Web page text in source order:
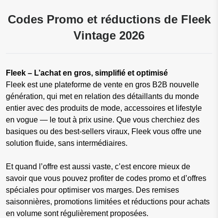
Codes Promo et réductions de Fleek
Vintage 2026
Fleek – L’achat en gros, simplifié et optimisé
Fleek est une plateforme de vente en gros B2B nouvelle
génération, qui met en relation des détaillants du monde
entier avec des produits de mode, accessoires et lifestyle
en vogue — le tout à prix usine. Que vous cherchiez des
basiques ou des best-sellers viraux, Fleek vous offre une
solution fluide, sans intermédiaires.
Et quand l’offre est aussi vaste, c’est encore mieux de
savoir que vous pouvez profiter de codes promo et d’offres
spéciales pour optimiser vos marges. Des remises
saisonnières, promotions limitées et réductions pour achats
en volume sont régulièrement proposées.